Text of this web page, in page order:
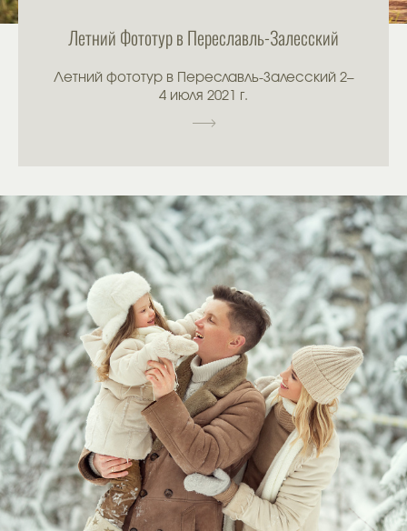
Летний Фототур в Переславль-Залесский
Летний фототур в Переславль-Залесский 2–
4 июля 2021 г.